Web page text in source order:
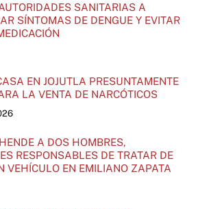
SANITARIAS A
SÍNTOMAS DE DENGUE Y EVITAR
EN JOJUTLA PRESUNTAMENTE
LA VENTA DE NARCÓTICOS
A DOS HOMBRES,
RESPONSABLES DE TRATAR DE
VEHÍCULO EN EMILIANO ZAPATA